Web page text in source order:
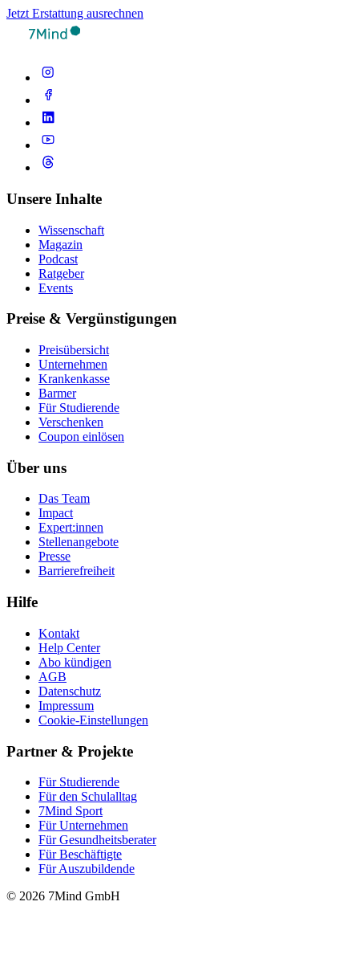
Jetzt Erstattung ausrechnen
Unsere Inhalte
Wissenschaft
Magazin
Podcast
Ratgeber
Events
Preise & Vergünstigungen
Preisübersicht
Unternehmen
Krankenkasse
Barmer
Für Studierende
Ver­schen­ken
Coupon einlösen
Über uns
Das Team
Impact
Expert:innen
Stellenangebote
Presse
Barrierefreiheit
Hilfe
Kontakt
Help Center
Abo kündigen
AGB
Datenschutz
Impressum
Cookie-Einstellungen
Partner & Projekte
Für Stu­die­rende
Für den Schulalltag
7Mind Sport
Für Unter­neh­men
Für Gesund­heits­be­ra­ter
Für Beschäftigte
Für Auszubildende
© 2026 7Mind GmbH